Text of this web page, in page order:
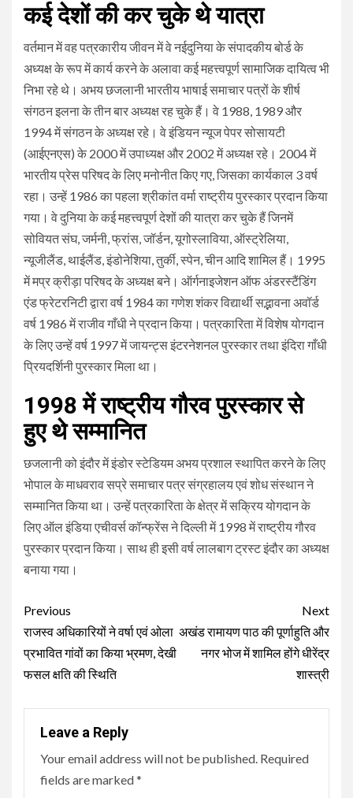
कई देशों की कर चुके थे यात्रा
वर्तमान में वह पत्रकारीय जीवन में वे नईदुनिया के संपादकीय बोर्ड के
अध्यक्ष के रूप में कार्य करने के अलावा कई महत्त्वपूर्ण सामाजिक दायित्व भी
निभा रहे थे। अभय छजलानी भारतीय भाषाई समाचार पत्रों के शीर्ष
संगठन इलना के तीन बार अध्यक्ष रह चुके हैं। वे 1988, 1989 और
1994 में संगठन के अध्यक्ष रहे। वे इंडियन न्यूज पेपर सोसायटी
(आईएनएस) के 2000 में उपाध्यक्ष और 2002 में अध्यक्ष रहे। 2004 में
भारतीय प्रेस परिषद के लिए मनोनीत किए गए, जिसका कार्यकाल 3 वर्ष
रहा। उन्हें 1986 का पहला श्रीकांत वर्मा राष्ट्रीय पुरस्कार प्रदान किया
गया। वे दुनिया के कई महत्त्वपूर्ण देशों की यात्रा कर चुके हैं जिनमें
सोवियत संघ, जर्मनी, फ्रांस, जॉर्डन, यूगोस्लाविया, ऑस्ट्रेलिया,
न्यूजीलैंड, थाईलैंड, इंडोनेशिया, तुर्की, स्पेन, चीन आदि शामिल हैं। 1995
में मप्र क्रीड़ा परिषद के अध्यक्ष बने। ऑर्गनाइजेशन ऑफ अंडरस्टैंडिंग
एंड फ्रेटरनिटी द्वारा वर्ष 1984 का गणेश शंकर विद्यार्थी सद्भावना अवॉर्ड
वर्ष 1986 में राजीव गाँधी ने प्रदान किया। पत्रकारिता में विशेष योगदान
के लिए उन्हें वर्ष 1997 में जायन्ट्स इंटरनेशनल पुरस्कार तथा इंदिरा गाँधी
प्रियदर्शिनी पुरस्कार मिला था।
1998 में राष्ट्रीय गौरव पुरस्कार से
हुए थे सम्मानित
छजलानी को इंदौर में इंडोर स्टेडियम अभय प्रशाल स्थापित करने के लिए
भोपाल के माधवराव सप्रे समाचार पत्र संग्रहालय एवं शोध संस्थान ने
सम्मानित किया था। उन्हें पत्रकारिता के क्षेत्र में सक्रिय योगदान के
लिए ऑल इंडिया एचीवर्स कॉन्फ्रेंस ने दिल्ली में 1998 में राष्ट्रीय गौरव
पुरस्कार प्रदान किया। साथ ही इसी वर्ष लालबाग ट्रस्ट इंदौर का अध्यक्ष
बनाया गया।
Continue
Reading
Previous
राजस्व अधिकारियों ने वर्षा एवं ओला
प्रभावित गांवों का किया भ्रमण, देखी
फसल क्षति की स्थिति
Next
अखंड रामायण पाठ की पूर्णाहुति और
नगर भोज में शामिल होंगे धीरेंद्र
शास्त्री
Leave a Reply
Your email address will not be published. Required
fields are marked*